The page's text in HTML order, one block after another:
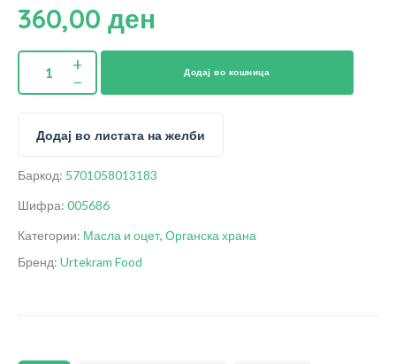
360,00 ден
Додај во кошница
Додај во листата на желби
Баркод: 5701058013183
Шифра: 005686
Категории: Масла и оцет, Органска храна
Бренд: Urtekram Food